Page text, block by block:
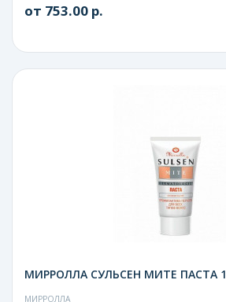
от 753.00 р.
МИРРОЛЛА СУЛЬСЕН МИТЕ ПАСТА
МИРРОЛЛА